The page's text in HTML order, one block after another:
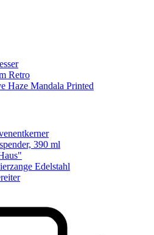
Retro
Haze Mandala Printed
390 ml
Edelstahl